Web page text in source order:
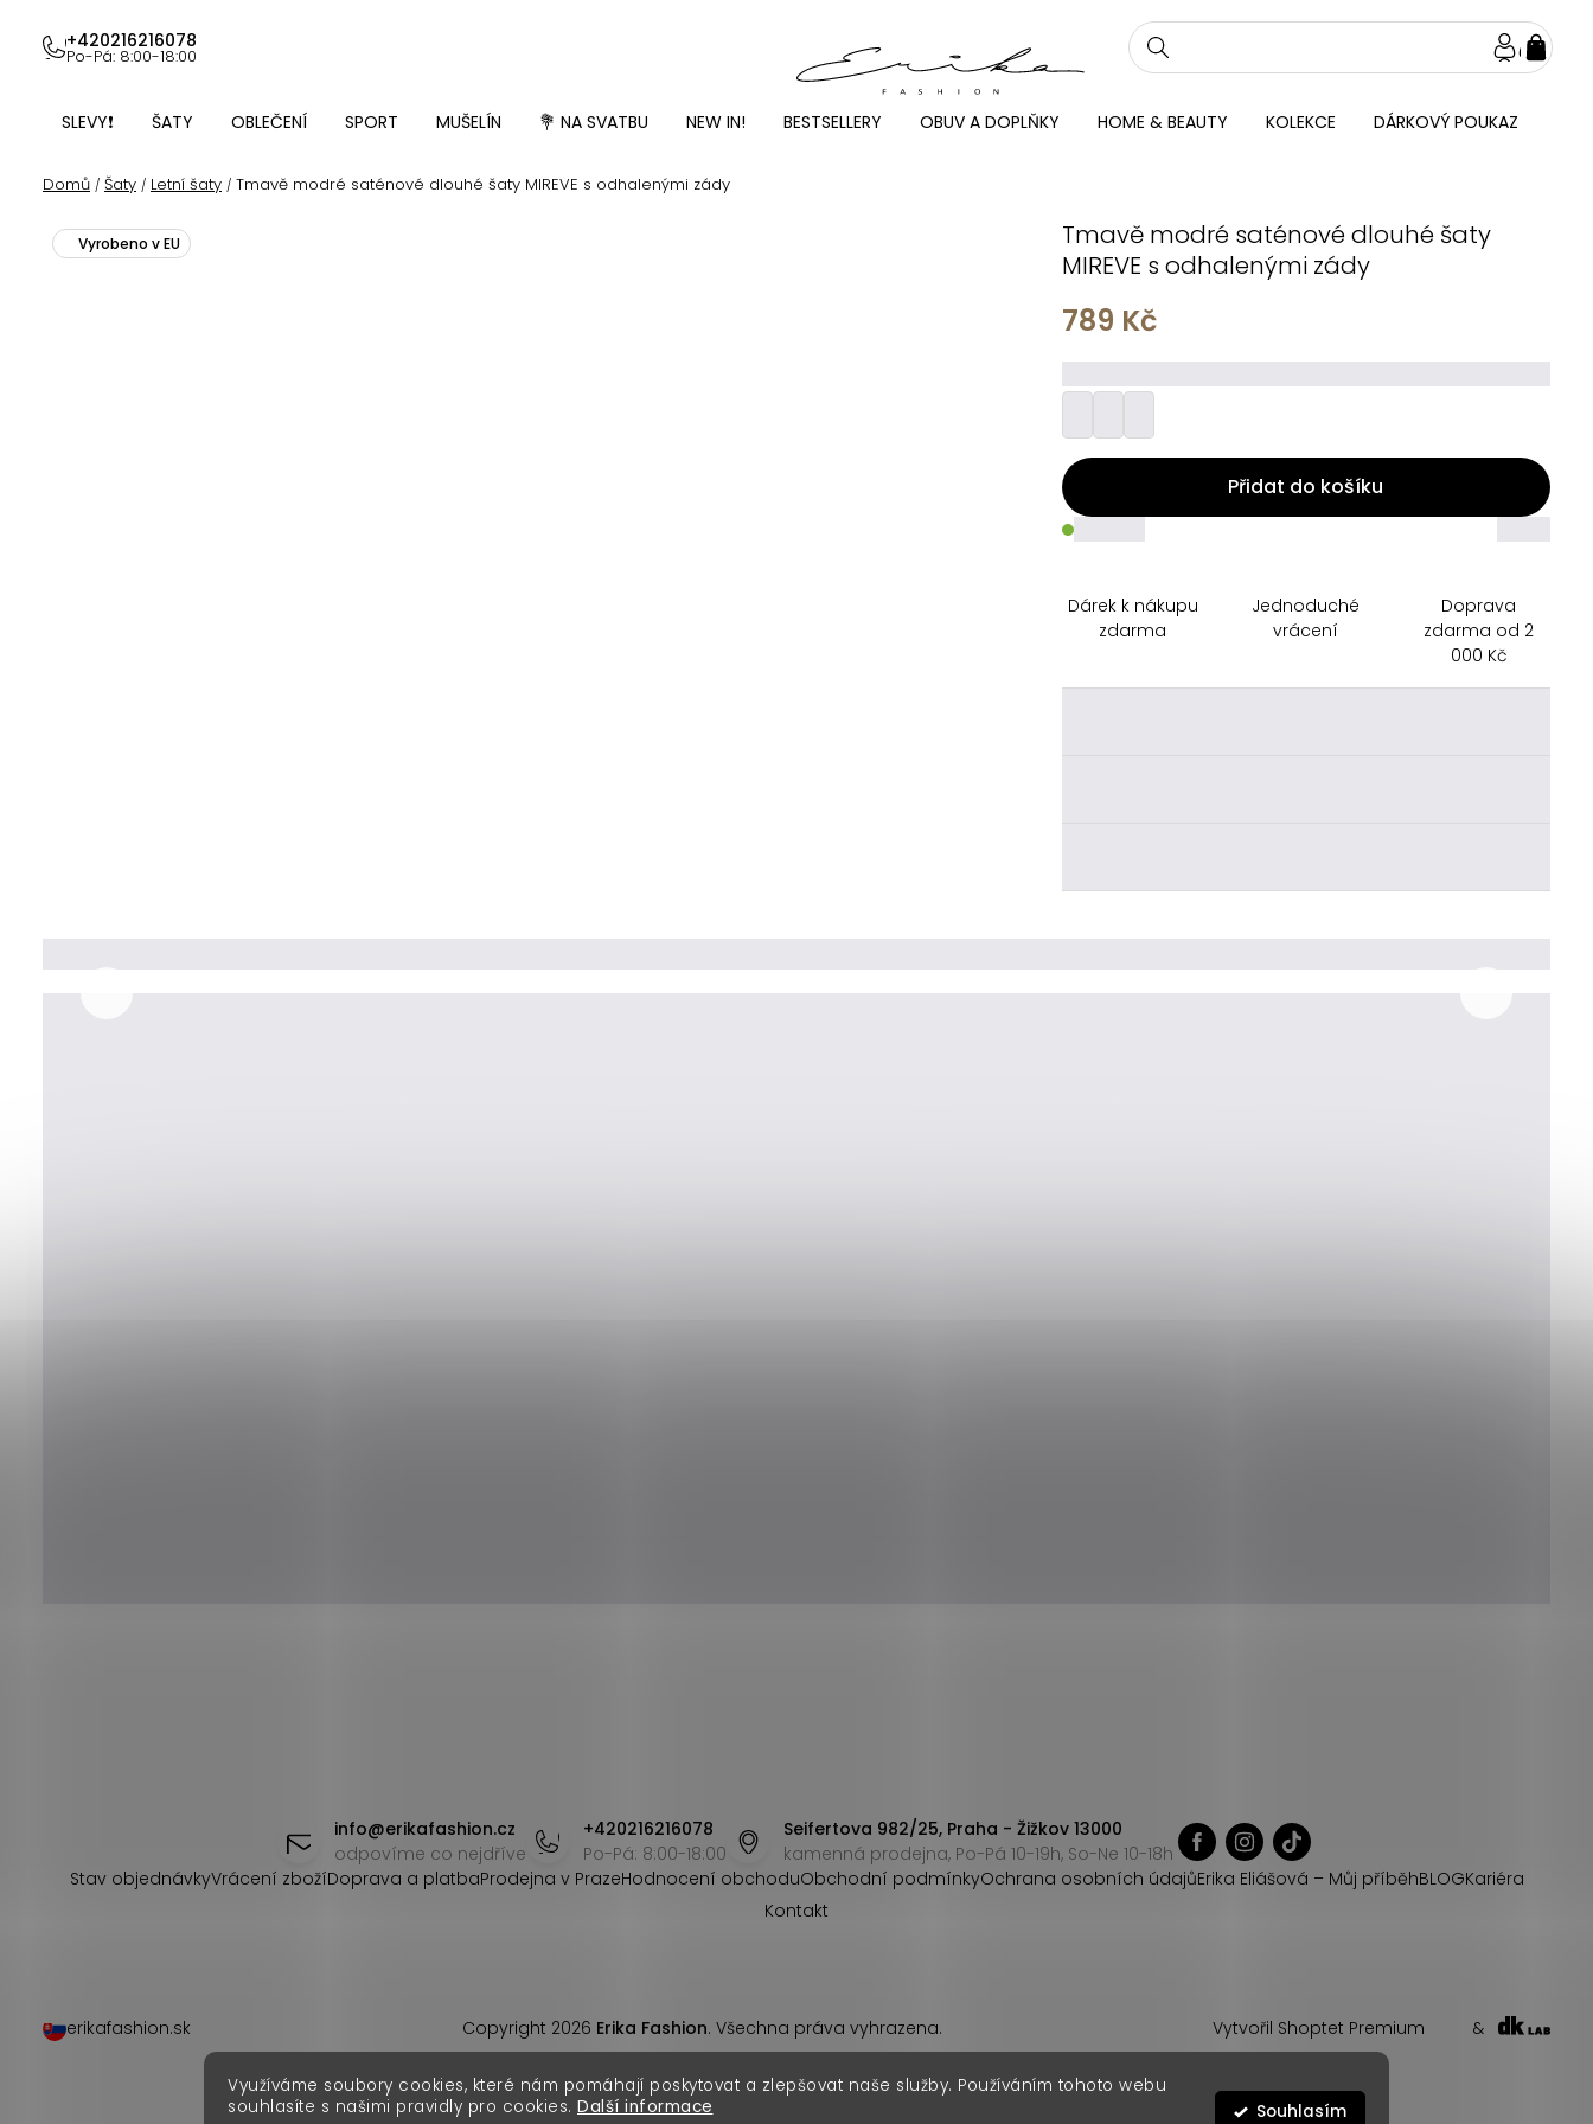
Využíváme soubory cookies, které nám pomáhají poskytovat a zlepšovat naše služby. Používáním tohoto webu
souhlasíte s našimi pravidly pro cookies. Další informace Souhlasím
obsah
+420216216078
Po-Pá: 8:00-18:00
SLEVY❗ ŠATY OBLEČENÍ SPORT MUŠELÍN 💐 NA SVATBU NEW IN! BESTSELLERY OBUV A DOPLŇKY HOME & BEAUTY KOLEKCE DÁRKOVÝ POUKAZ
Domů / Šaty / Letní šaty / Tmavě modré saténové dlouhé šaty MIREVE s odhalenými zády
Tmavě modré saténové dlouhé šaty
MIREVE s odhalenými zády
Vyrobeno v EU
789 Kč
Přidat do košíku
_____
Dárek k nákupu
zdarma
Jednoduché
vrácení
Doprava
zdarma od 2
000 Kč
info@erikafashion.cz
odpovíme co nejdříve
+420216216078
Po-Pá: 8:00-18:00
Seifertova 982/25, Praha - Žižkov 13000
kamenná prodejna, Po-Pá 10-19h, So-Ne 10-18h
Stav objednávkyVrácení zbožíDoprava a platbaProdejna v PrazeHodnocení obchoduObchodní podmínkyOchrana osobních údajůErika Eliášová – Můj příběhBLOGKariéra
Kontakt
Vytvořil Shoptet Premium &
Copyright 2026 Erika Fashion. Všechna práva vyhrazena.
erikafashion.sk